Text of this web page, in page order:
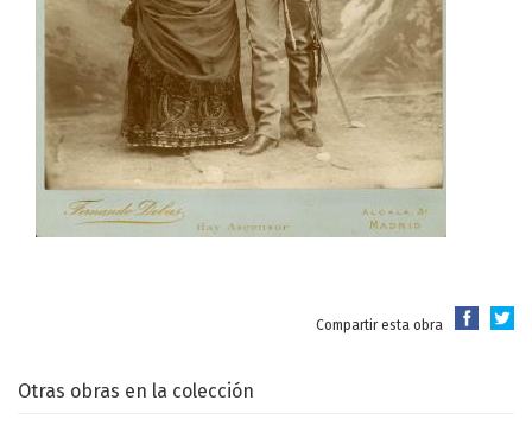
Compartir esta obra
Otras obras en la colección